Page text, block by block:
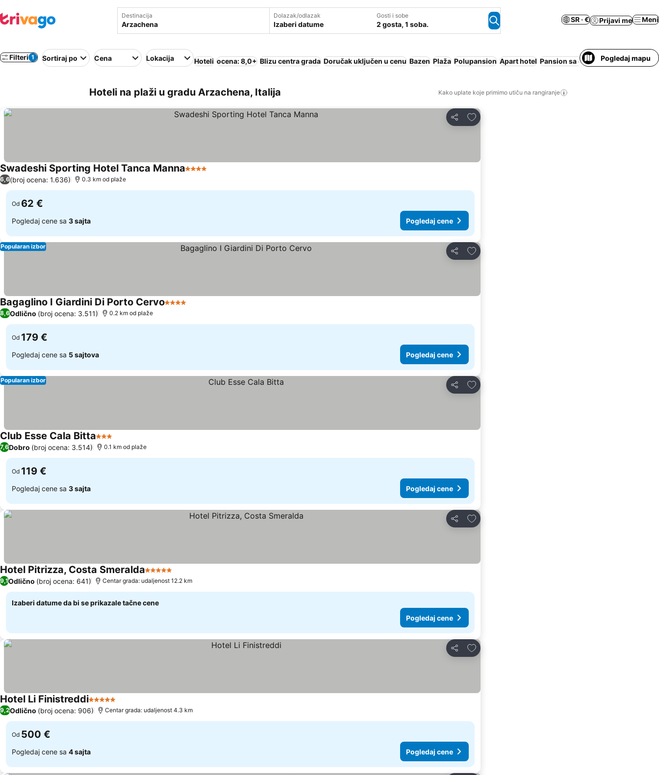
Destinacija Dolazak/odlazak
Izaberi datume
Gosti i sobe
2 gosta, 1 soba.
SR · € Prijavi me Meni
Filteri 1 Sortiraj po Cena Lokacija Hoteli ocena: 8,0+ Blizu centra grada Doručak uključen u cenu Bazen Plaža Polupansion Apart hotel Pansion sa doručkom Cela kuća/
Pogledaj mapu
Hoteli na plaži u gradu Arzachena, Italija Kako uplate koje primimo utiču na rangiranje
Deli
Dodati u favorite
Swadeshi Sporting Hotel Tanca Manna4 Zvezdice
6,6(broj ocena: 1.636) 0.3 km od plaže
Od 62 €
Pogledaj cene sa 3 sajta Pogledaj cene
Deli
Dodati u favorite
Popularan izbor
Bagaglino I Giardini Di Porto Cervo4 Zvezdice
8,6Odlično (broj ocena: 3.511) 0.2 km od plaže
Od 179 €
Pogledaj cene sa 5 sajtova Pogledaj cene
Deli
Dodati u favorite
Popularan izbor
Club Esse Cala Bitta3 Zvezdice
7,6Dobro (broj ocena: 3.514) 0.1 km od plaže
Od 119 €
Pogledaj cene sa 3 sajta Pogledaj cene
Deli
Dodati u favorite
Hotel Pitrizza, Costa Smeralda5 Zvezdice
9,1Odlično (broj ocena: 641) Centar grada: udaljenost 12.2 km
Izaberi datume da bi se prikazale tačne cene
Pogledaj cene
Deli
Dodati u favorite
Hotel Li Finistreddi5 Zvezdice
9,2Odlično (broj ocena: 906) Centar grada: udaljenost 4.3 km
Od 500 €
Pogledaj cene sa 4 sajta Pogledaj cene